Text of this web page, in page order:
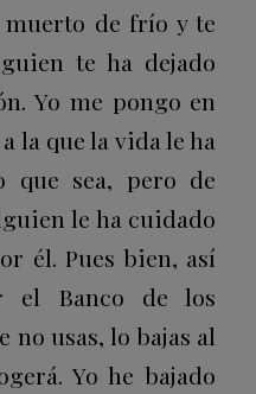
muerto de frío y te
te ha dejado
Yo me pongo en
la que la vida le ha
que sea, pero de
le ha cuidado
él. Pues bien, así
el Banco de los
no usas, lo bajas al
Yo he bajado